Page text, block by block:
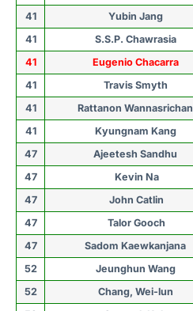
41
Yubin Jang
41
S.S.P. Chawrasia
41
Eugenio Chacarra
41
Travis Smyth
41
Rattanon Wannasrichan
41
Kyungnam Kang
47
Ajeetesh Sandhu
47
Kevin Na
47
John Catlin
47
Talor Gooch
47
Sadom Kaewkanjana
52
Jeunghun Wang
52
Chang, Wei-lun